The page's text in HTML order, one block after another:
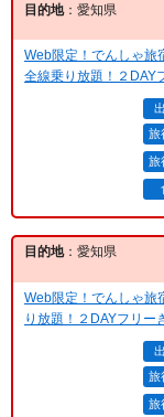
目的地：愛知県
Web限定！でんしゃ
全線乗り放題！２DAY
旅
旅
目的地：愛知県
Web限定！でんしゃ
り放題！２DAYフリー
旅
旅